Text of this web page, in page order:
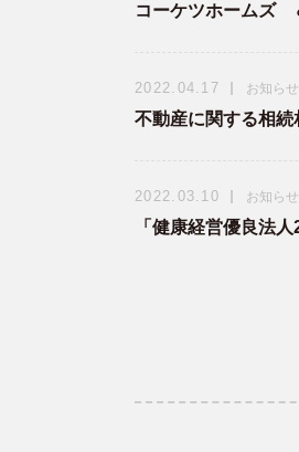
コーケツホームズ
2022.04.17 お知ら
不動産に関する相続
2022.03.10 お知ら
「健康経営優良法